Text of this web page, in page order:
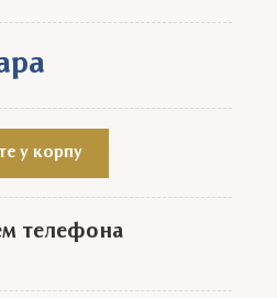
у корпу
телефона